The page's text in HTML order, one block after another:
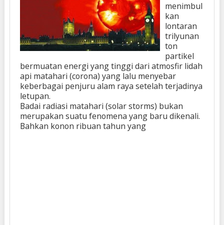
menimbul
kan
lontaran
trilyunan
ton
partikel
bermuatan energi yang tinggi dari atmosfir lidah
api matahari (corona) yang lalu menyebar
keberbagai penjuru alam raya setelah terjadinya
letupan.
Badai radiasi matahari (solar storms) bukan
merupakan suatu fenomena yang baru dikenali.
Bahkan konon ribuan tahun yang